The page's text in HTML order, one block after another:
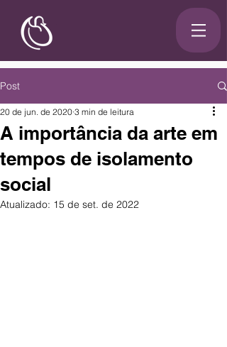
Post
A importância da arte em
tempos de isolamento
social
20 de jun. de 2020 3 min de leitura
Atualizado: 15 de set. de 2022